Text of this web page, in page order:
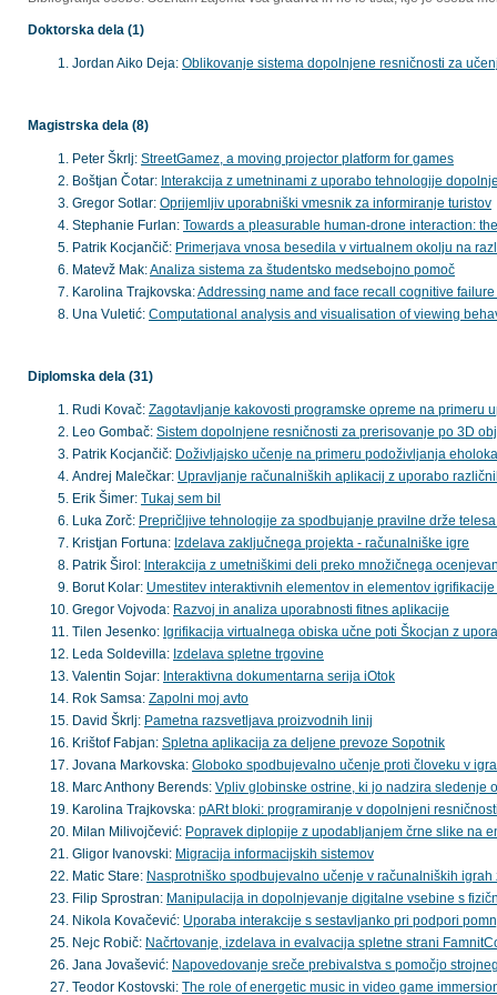
Doktorska dela (1)
Jordan Aiko Deja: Oblikovanje sistema dopolnjene resničnosti za
Magistrska dela (8)
Peter Škrlj: StreetGamez, a moving projector platform for games
Boštjan Čotar: Interakcija z umetninami z uporabo tehnologije
Gregor Sotlar: Oprijemljiv uporabniški vmesnik za informiranje turistov
Stephanie Furlan: Towards a pleasurable human-drone interaction:
Patrik Kocjančič: Primerjava vnosa besedila v virtualnem okolju na
Matevž Mak:Analiza sistema za študentsko medsebojno pomoč
Karolina Trajkovska:Addressing name and face recall cognitive
Una Vuletić: Computational analysis and visualisation of viewing
Diplomska dela (31)
Rudi Kovač: Zagotavljanje kakovosti programske opreme na primeru
Leo Gombač: Sistem dopolnjene resničnosti za prerisovanje po 3D
Patrik Kocjančič: Doživljajsko učenje na primeru podoživljanja
Andrej Malečkar: Upravljanje računalniških aplikacij z uporabo
Erik Šimer: Tukaj sem bil
Luka Zorč: Prepričljive tehnologije za spodbujanje pravilne drže
Kristjan Fortuna: Izdelava zaključnega projekta - računalniške igre
Patrik Širol: Interakcija z umetniškimi deli preko množičnega
Borut Kolar: Umestitev interaktivnih elementov in elementov
Gregor Vojvoda: Razvoj in analiza uporabnosti fitnes aplikacije
Tilen Jesenko: Igrifikacija virtualnega obiska učne poti Škocjan z
Leda Soldevilla: Izdelava spletne trgovine
Valentin Sojar: Interaktivna dokumentarna serija iOtok
Rok Samsa: Zapolni moj avto
David Škrlj: Pametna razsvetljava proizvodnih linij
Krištof Fabjan: Spletna aplikacija za deljene prevoze Sopotnik
Jovana Markovska: Globoko spodbujevalno učenje proti človeku v
Marc Anthony Berends: Vpliv globinske ostrine, ki jo nadzira sledenje
Karolina Trajkovska: pARt bloki: programiranje v dopolnjeni
Milan Milivojčević: Popravek diplopije z upodabljanjem črne slike na
Gligor Ivanovski: Migracija informacijskih sistemov
Matic Stare: Nasprotniško spodbujevalno učenje v računalniških igrah
Filip Sprostran: Manipulacija in dopolnjevanje digitalne vsebine s
Nikola Kovačević: Uporaba interakcije s sestavljanko pri podpori
Nejc Robič: Načrtovanje, izdelava in evalvacija spletne strani
Jana Jovašević: Napovedovanje sreče prebivalstva s pomočjo
Teodor Kostovski: The role of energetic music in video game